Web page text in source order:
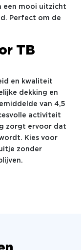
een mooi uitzicht
Perfect om de
TB
en kwaliteit
dekking en
van 4,5
activiteit
zorgt ervoor dat
Kies voor
zonder